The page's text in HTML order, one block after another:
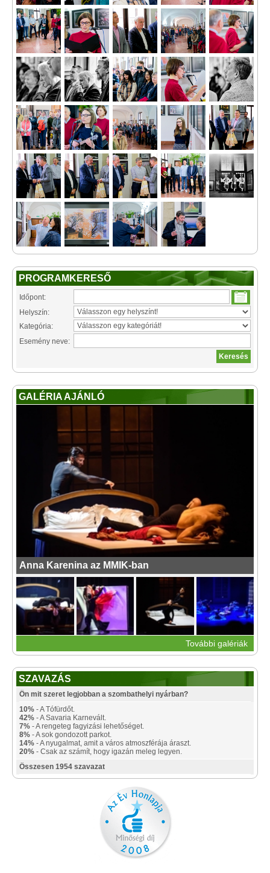
PROGRAMKERESŐ
Időpont:
Helyszín:
Kategória:
Esemény neve:
GALÉRIA AJÁNLÓ
Anna Karenina az MMIK-ban
További galériák
SZAVAZÁS
Ön mit szeret legjobban a szombathelyi nyárban?
10% - A Tófürdőt.
42% - A Savaria Karnevált.
7% - A rengeteg fagyizási lehetőséget.
8% - A sok gondozott parkot.
14% - A nyugalmat, amit a város atmoszférája áraszt.
20% - Csak az számít, hogy igazán meleg legyen.
Összesen 1954 szavazat